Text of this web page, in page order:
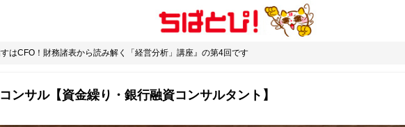
すはCFO！財務諸表から読み解く「経営分析」講座』の第4回です
ンサル【資金繰り・銀行融資コンサルタント】